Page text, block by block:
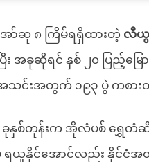
ာ်ဆု ၈ ကြိမ်ရရှိထားတဲ့ လီယွ
း အခုဆိုရင် နှစ် ၂၀ ပြည့်မြ
င်းအတွက် ၁၉၃ ပွဲ ကစားထ
ခုနှစ်တုန်းက အိုလံပစ် ရွှေတံ
မ် ရယူနိုင်အောင်လည်း နိုင်